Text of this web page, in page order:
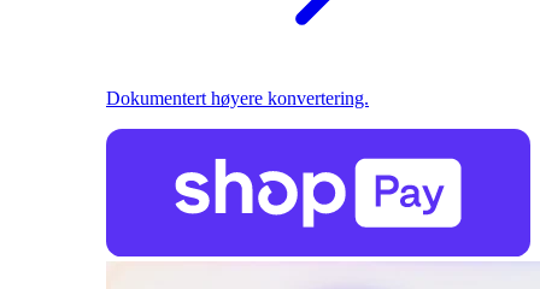
Dokumentert høyere konvertering.